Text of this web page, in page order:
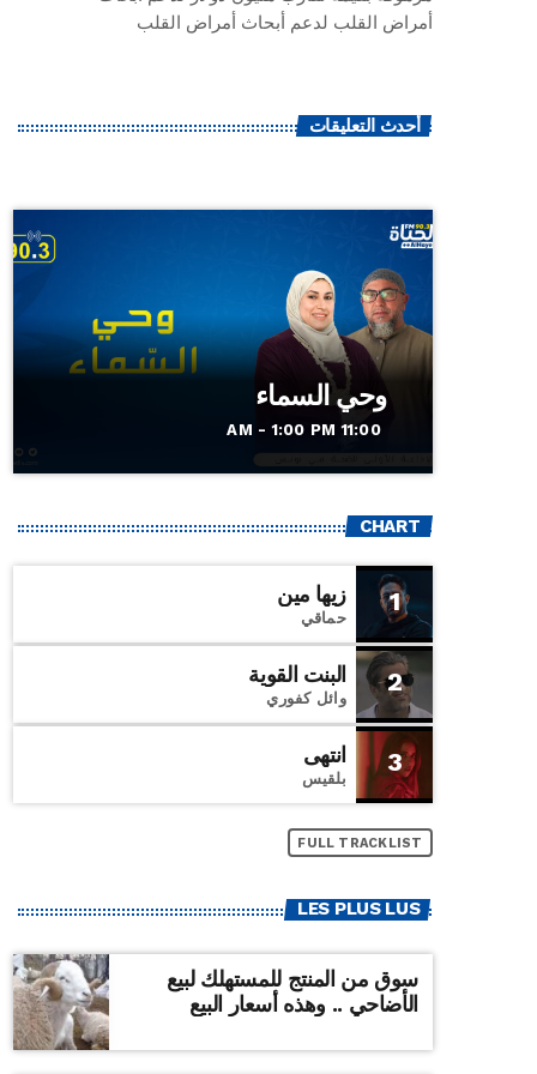
أمراض القلب لدعم أبحاث أمراض القلب
أحدث التعليقات
وحي السماء
11:00 AM - 1:00 PM
CHART
1 زيها مين
حماقي
2 البنت القوية
وائل كفوري
3 انتهى
بلقيس
FULL TRACKLIST
LES PLUS LUS
سوق من المنتج للمستهلك لبيع
الأضاحي .. وهذه أسعار البيع